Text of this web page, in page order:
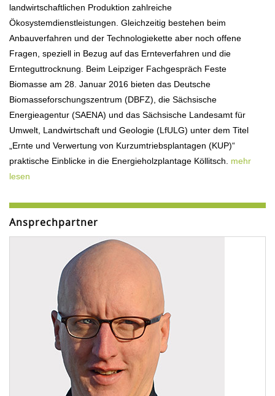
landwirtschaftlichen Produktion zahlreiche
Ökosystemdienstleistungen. Gleichzeitig bestehen beim
Anbauverfahren und der Technologiekette aber noch offene
Fragen, speziell in Bezug auf das Ernteverfahren und die
Ernteguttrocknung. Beim Leipziger Fachgespräch Feste
Biomasse am 28. Januar 2016 bieten das Deutsche
Biomasseforschungszentrum (DBFZ), die Sächsische
Energieagentur (SAENA) und das Sächsische Landesamt für
Umwelt, Landwirtschaft und Geologie (LfULG) unter dem Titel
„Ernte und Verwertung von Kurzumtriebsplantagen (KUP)“
praktische Einblicke in die Energieholzplantage Köllitsch. mehr
lesen
Ansprechpartner